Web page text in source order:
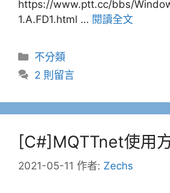
https://www.ptt.cc/bbs/
1.A.FD1.html … 閱讀全文
分
類
不分類
2 則留言
[C#]MQTTnet使用
2021-05-11 作者: Zechs